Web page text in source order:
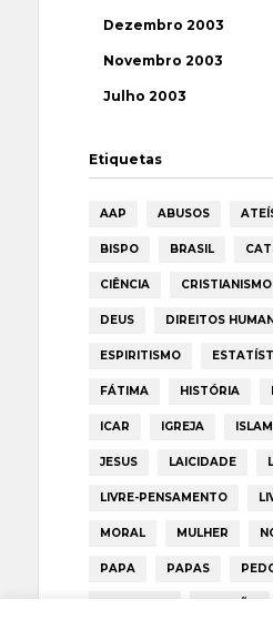
Dezembro 2003
Novembro 2003
Julho 2003
Etiquetas
AAP ABUSOS
BISPO BRASIL
CIÊNCIA CRISTIANISMO
DEUS DIREITOS
ESPIRITISMO
FÁTIMA HISTÓRIA
ICAR IGREJA
JESUS LAICIDADE
LIVRE-PENSAMENTO
MORAL MULHER
PAPA PAPAS
PORTUGAL RELIGIÃO